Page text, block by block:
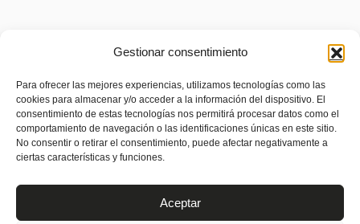
Gestionar consentimiento
Para ofrecer las mejores experiencias, utilizamos tecnologías como las
cookies para almacenar y/o acceder a la información del dispositivo. El
consentimiento de estas tecnologías nos permitirá procesar datos como el
comportamiento de navegación o las identificaciones únicas en este sitio.
No consentir o retirar el consentimiento, puede afectar negativamente a
ciertas características y funciones.
Aceptar
Aviso legal
Política de privacidad
Política de cookies (UE)